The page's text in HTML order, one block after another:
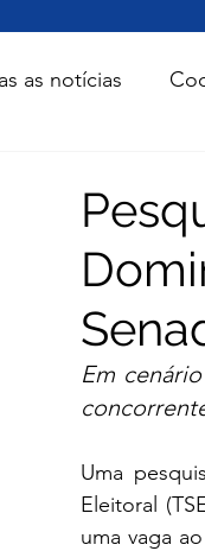
as notícias
Minas e Energia
Cidades
Em
Uma
Eleitoral
uma vaga